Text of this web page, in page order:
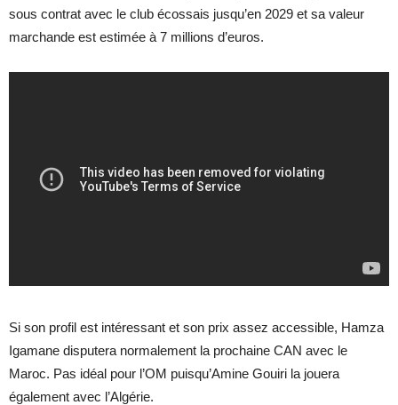
sous contrat avec le club écossais jusqu’en 2029 et sa valeur
marchande est estimée à 7 millions d’euros.
Si son profil est intéressant et son prix assez accessible, Hamza
Igamane disputera normalement la prochaine CAN avec le
Maroc. Pas idéal pour l’OM puisqu’Amine Gouiri la jouera
également avec l’Algérie.